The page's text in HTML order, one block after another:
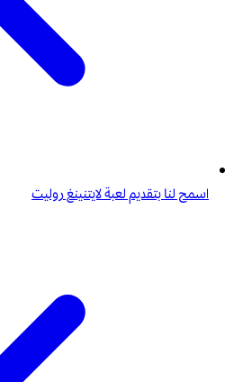
اسمح لنا بتقديم لعبة لايتنينغ روليت